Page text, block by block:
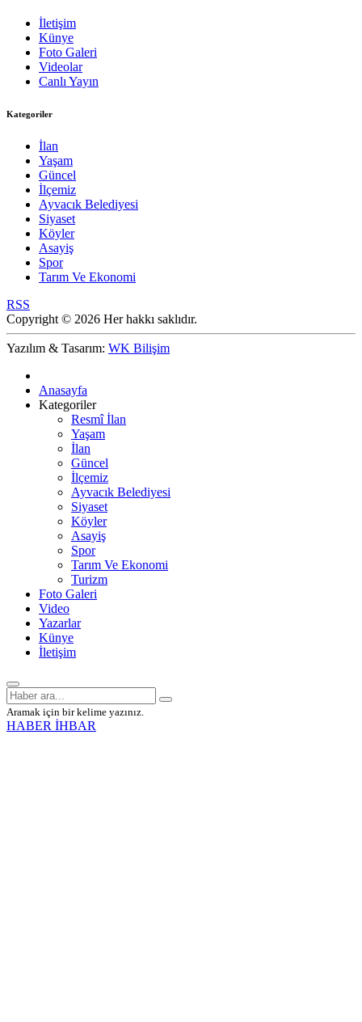
İletişim
Künye
Foto Galeri
Videolar
Canlı Yayın
Kategoriler
İlan
Yaşam
Güncel
İlçemiz
Ayvacık Belediyesi
Siyaset
Köyler
Asayiş
Spor
Tarım Ve Ekonomi
RSS
Copyright © 2026 Her hakkı saklıdır.
Yazılım & Tasarım: WK Bilişim
Anasayfa
Kategoriler
Resmî İlan
Yaşam
İlan
Güncel
İlçemiz
Ayvacık Belediyesi
Siyaset
Köyler
Asayiş
Spor
Tarım Ve Ekonomi
Turizm
Foto Galeri
Video
Yazarlar
Künye
İletişim
Aramak için bir kelime yazınız.
HABER İHBAR